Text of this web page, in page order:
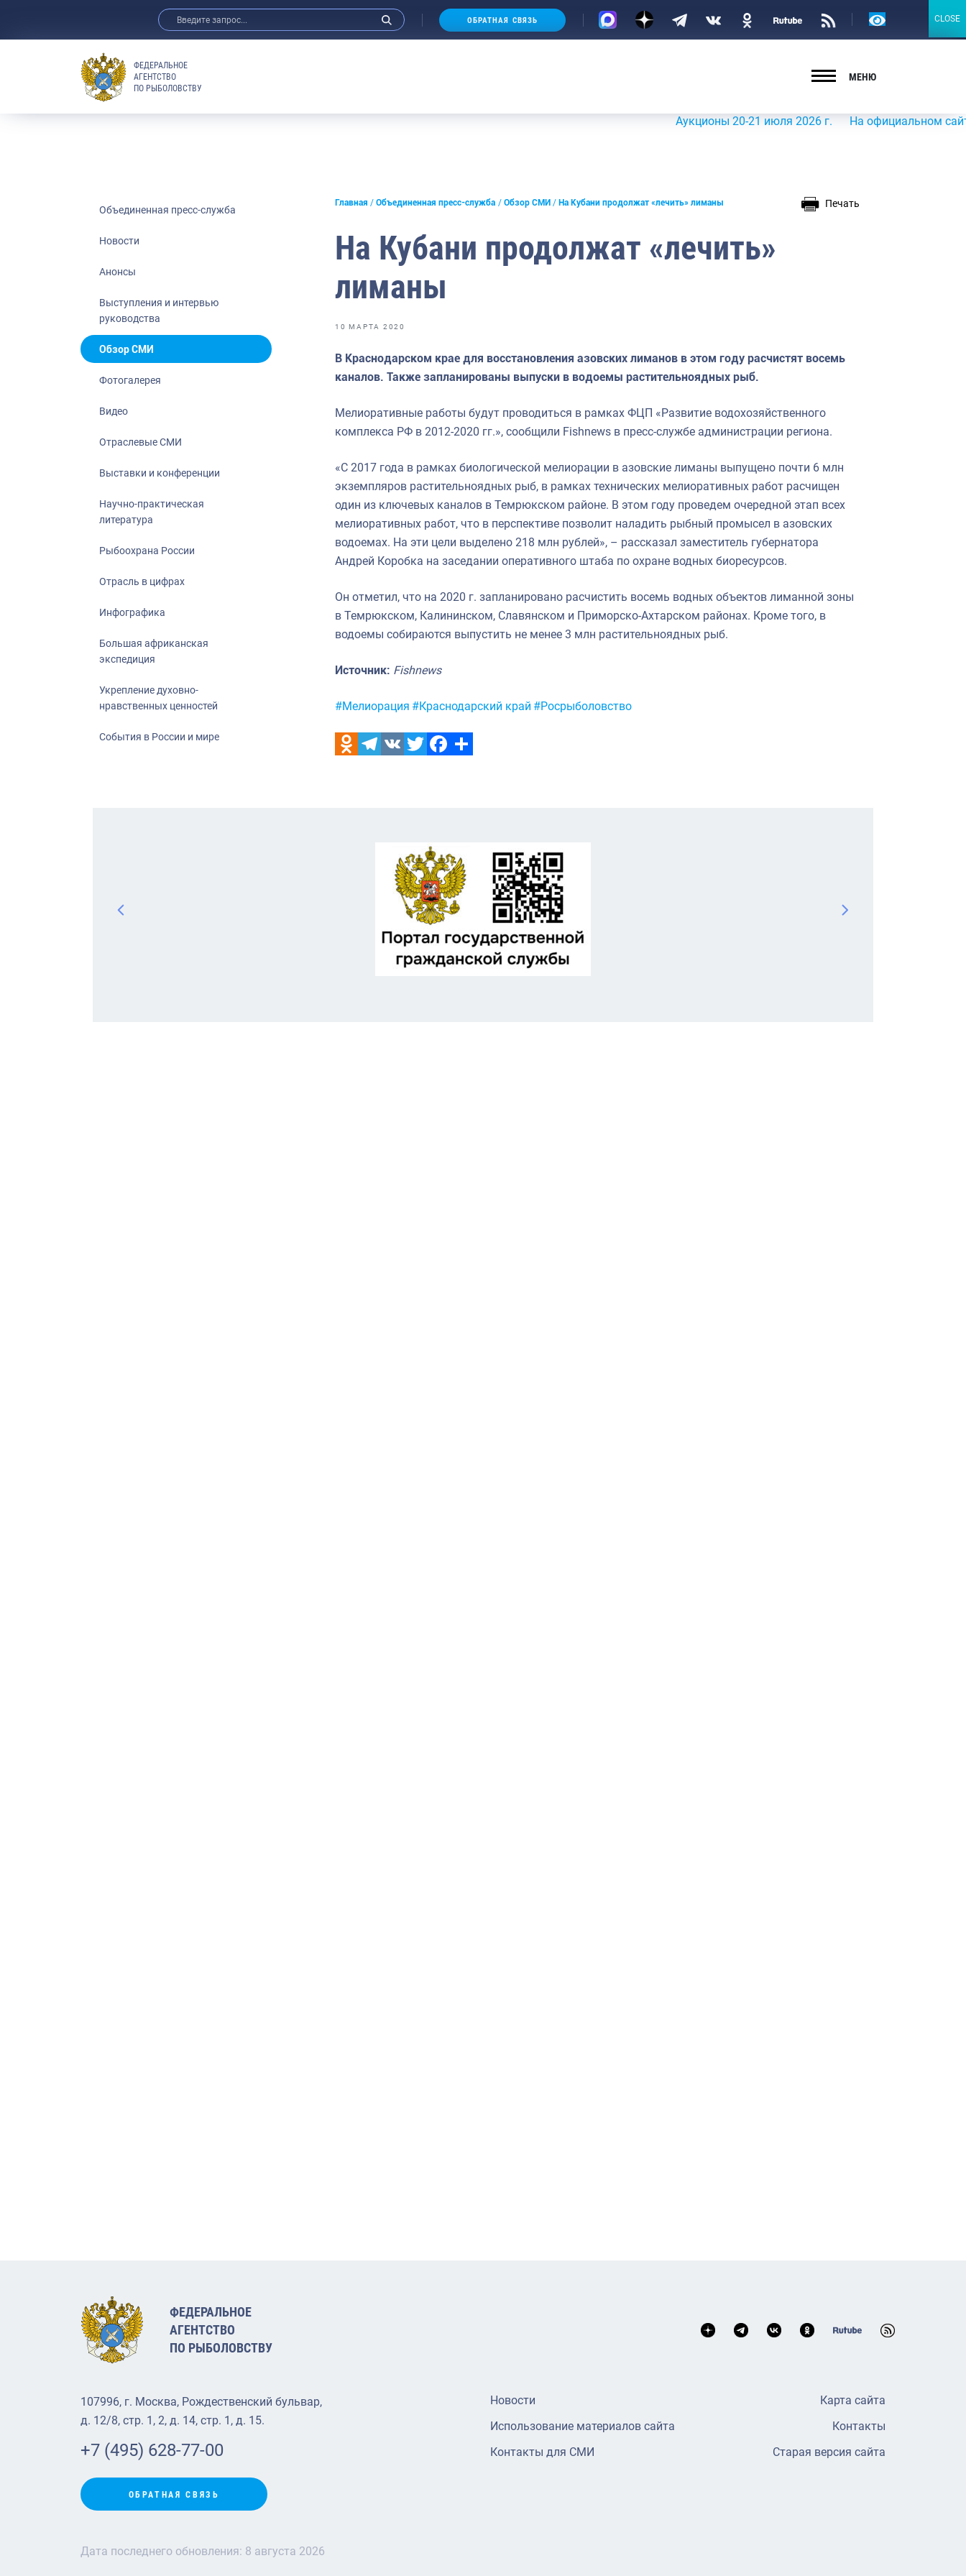
Анонсы
Выставки и конференции
Рыбоохрана России
Отрасль в цифрах
Инфографика
События в России и мире
ОБРАТНАЯ СВЯЗЬ
Версия
ФЕДЕРАЛЬНОЕ
АГЕНТСТВО
ПО РЫБОЛОВСТВУ
МЕНЮ
Аукционы 20-21 июля 2026 г. На официальном сайте
Объединенная пресс-служба
Новости
Анонсы
Выступления и интервью
руководства
Обзор СМИ
Фотогалерея
Видео
Отраслевые СМИ
Выставки и конференции
Научно-практическая
литература
Рыбоохрана России
Отрасль в цифрах
Инфографика
Большая африканская
экспедиция
Укрепление духовно-
нравственных ценностей
События в России и мире
Главная Объединенная пресс-служба Обзор СМИ На Кубани продолжат «лечить» лиманы Печать
На Кубани продолжат «лечить»
лиманы
10 МАРТА 2020
В Краснодарском крае для восстановления азовских лиманов в этом году расчистят восемь
каналов. Также запланированы выпуски в водоемы растительноядных рыб.
Мелиоративные работы будут проводиться в рамках ФЦП «Развитие водохозяйственного
комплекса РФ в 2012-2020 гг.», сообщили Fishnews в пресс-службе администрации региона.
«С 2017 года в рамках биологической мелиорации в азовские лиманы выпущено почти 6 млн
экземпляров растительноядных рыб, в рамках технических мелиоративных работ расчищен
один из ключевых каналов в Темрюкском районе. В этом году проведем очередной этап всех
мелиоративных работ, что в перспективе позволит наладить рыбный промысел в азовских
водоемах. На эти цели выделено 218 млн рублей», – рассказал заместитель губернатора
Андрей Коробка на заседании оперативного штаба по охране водных биоресурсов.
Он отметил, что на 2020 г. запланировано расчистить восемь водных объектов лиманной зоны
в Темрюкском, Калининском, Славянском и Приморско-Ахтарском районах. Кроме того, в
водоемы собираются выпустить не менее 3 млн растительноядных рыб.
Источник: Fishnews
Метки:
#Мелиорация #Краснодарский край #Росрыболовство
ФЕДЕРАЛЬНОЕ
АГЕНТСТВО
ПО РЫБОЛОВСТВУ
107996, г. Москва, Рождественский бульвар,
д. 12/8, стр. 1, 2, д. 14, стр. 1, д. 15.
+7 (495) 628-77-00
ОБРАТНАЯ СВЯЗЬ
Новости
Использование материалов сайта
Контакты для СМИ
Карта сайта
Контакты
Старая версия сайта
Дата последнего обновления: 8 августа 2026
CLOSE
CLOSE